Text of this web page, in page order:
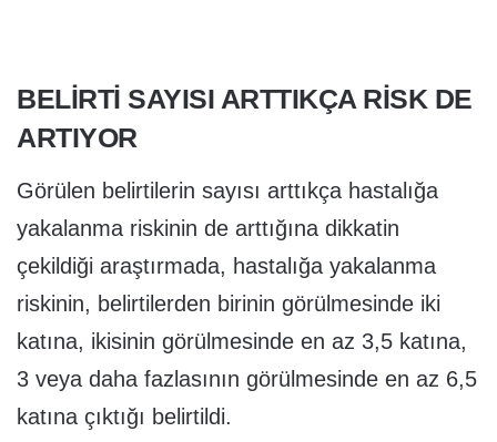
BELİRTİ SAYISI ARTTIKÇA RİSK DE
ARTIYOR
Görülen belirtilerin sayısı arttıkça hastalığa
yakalanma riskinin de arttığına dikkatin
çekildiği araştırmada, hastalığa yakalanma
riskinin, belirtilerden birinin görülmesinde iki
katına, ikisinin görülmesinde en az 3,5 katına,
3 veya daha fazlasının görülmesinde en az 6,5
katına çıktığı belirtildi.